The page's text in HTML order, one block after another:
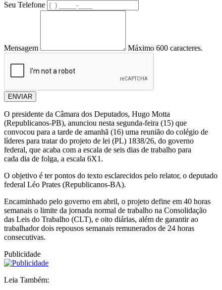
Seu Telefone
Mensagem Máximo 600 caracteres.
ENVIAR
O presidente da Câmara dos Deputados, Hugo Motta
(Republicanos-PB), anunciou nesta segunda-feira (15) que
convocou para a tarde de amanhã (16) uma reunião do colégio de
líderes para tratar do projeto de lei (PL) 1838/26, do governo
federal, que acaba com a escala de seis dias de trabalho para
cada dia de folga, a escala 6X1.
O objetivo é ter pontos do texto esclarecidos pelo relator, o deputado
federal Léo Prates (Republicanos-BA).
Encaminhado pelo governo em abril, o projeto define em 40 horas
semanais o limite da jornada normal de trabalho na Consolidação
das Leis do Trabalho (CLT), e oito diárias, além de garantir ao
trabalhador dois repousos semanais remunerados de 24 horas
consecutivas.
Publicidade
Leia Também: